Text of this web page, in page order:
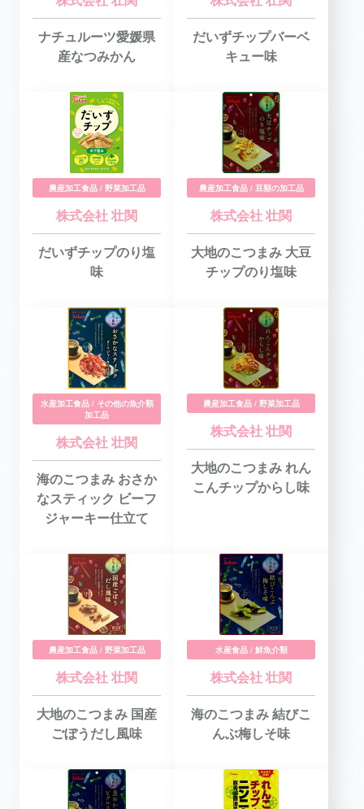
ナチュルーツ愛媛県
産なつみかん
だいずチップバーベ
キュー味
農産加工食品 / 野菜加工品
株式会社 壮関
だいずチップのり塩
味
農産加工食品 / 豆類の加工品
株式会社 壮関
大地のこつまみ 大豆
チップのり塩味
水産加工食品 / その他の魚介類
加工品
株式会社 壮関
海のこつまみ おさか
なスティック ビーフ
ジャーキー仕立て
農産加工食品 / 野菜加工品
株式会社 壮関
大地のこつまみ れん
こんチップからし味
農産加工食品 / 野菜加工品
株式会社 壮関
大地のこつまみ 国産
ごぼうだし風味
水産食品 / 鮮魚介類
株式会社 壮関
海のこつまみ 結びこ
んぶ梅しそ味